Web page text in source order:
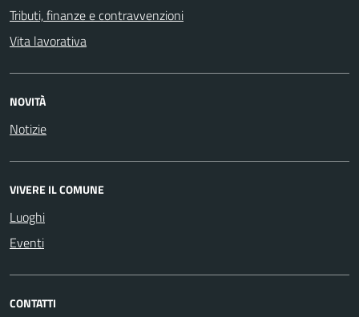
Tributi, finanze e contravvenzioni
Vita lavorativa
NOVITÀ
Notizie
VIVERE IL COMUNE
Luoghi
Eventi
CONTATTI